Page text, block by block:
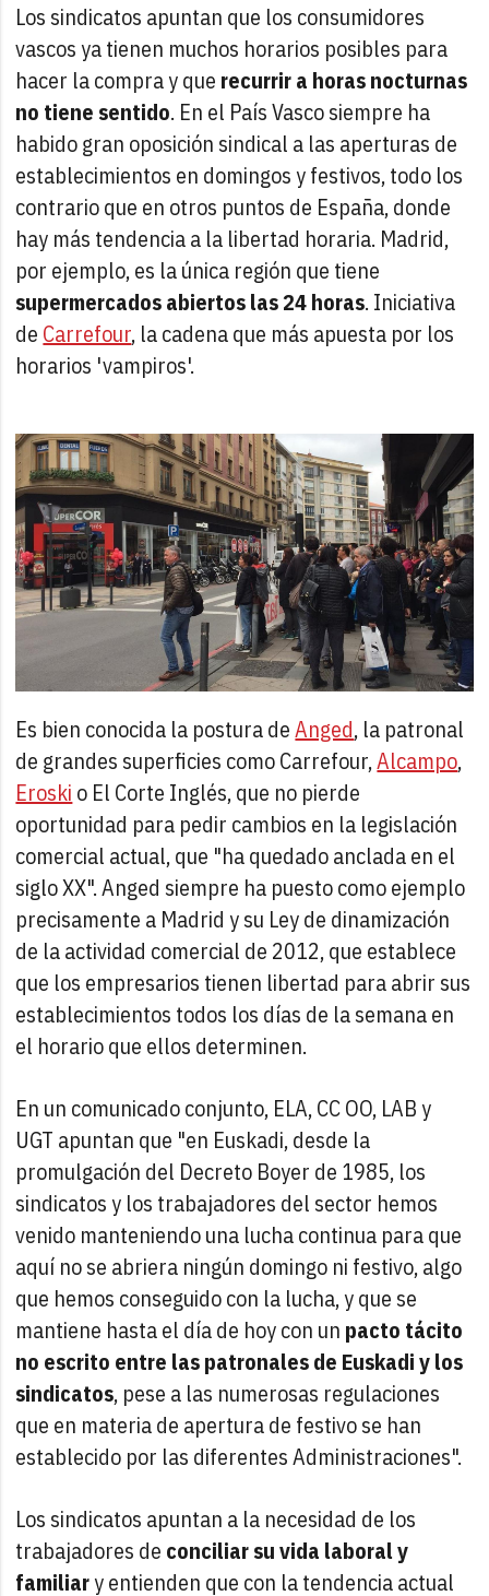
Los sindicatos apuntan que los consumidores
vascos ya tienen muchos horarios posibles para
hacer la compra y que recurrir a horas nocturnas
no tiene sentido. En el País Vasco siempre ha
habido gran oposición sindical a las aperturas de
establecimientos en domingos y festivos, todo los
contrario que en otros puntos de España, donde
hay más tendencia a la libertad horaria. Madrid,
por ejemplo, es la única región que tiene
supermercados abiertos las 24 horas. Iniciativa
de Carrefour, la cadena que más apuesta por los
horarios 'vampiros'.
Es bien conocida la postura deAnged, la patronal
de grandes superficies como Carrefour,Alcampo,
Eroski o El Corte Inglés, que no pierde
oportunidad para pedir cambios en la legislación
comercial actual, que "ha quedado anclada en el
siglo XX". Anged siempre ha puesto como ejemplo
precisamente a Madrid y su Ley de dinamización
de la actividad comercial de 2012, que establece
que los empresarios tienen libertad para abrir sus
establecimientos todos los días de la semana en
el horario que ellos determinen.
En un comunicado conjunto, ELA, CC OO, LAB y
UGT apuntan que "en Euskadi, desde la
promulgación del Decreto Boyer de 1985, los
sindicatos y los trabajadores del sector hemos
venido manteniendo una lucha continua para que
aquí no se abriera ningún domingo ni festivo, algo
que hemos conseguido con la lucha, y que se
mantiene hasta el día de hoy con un pacto tácito
no escrito entre las patronales de Euskadi y los
sindicatos, pese a las numerosas regulaciones
que en materia de apertura de festivo se han
establecido por las diferentes Administraciones".
Los sindicatos apuntan a la necesidad de los
trabajadores de conciliar su vida laboral y
familiary entienden que con la tendencia actual